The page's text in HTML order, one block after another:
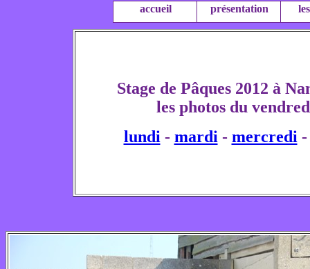
Stage de Pâques 2012 à
les photos du
lundi - mardi - mercredi
accueil présentation